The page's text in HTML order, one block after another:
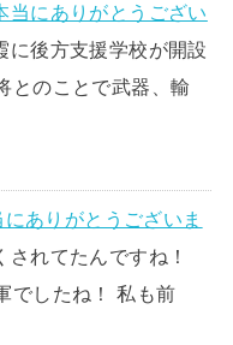
当にありがとうござい
に後方支援学校が開設
とのことで武器、輸
ありがとうございま
れてたんですね！
でしたね！ 私も前